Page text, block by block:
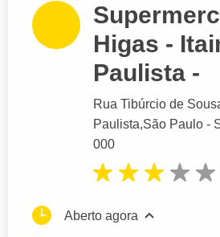
Higas -
Paulista -
Rua Tibúrcio de
Paulista,São Paulo -
000
Aberto agora